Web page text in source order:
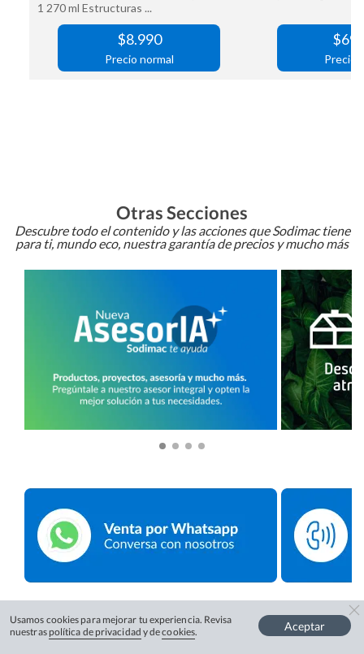
Otras Secciones
Descubre todo el contenido y las acciones que Sodimac tiene
para ti, mundo eco, nuestra garantía de precios y mucho más
Usamos cookies para mejorar tu experiencia. Revisa
nuestras política de privacidad y decookies. Aceptar